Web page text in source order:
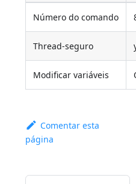
Número do comando
Thread-seguro
Modificar variáveis
Comentar esta
página